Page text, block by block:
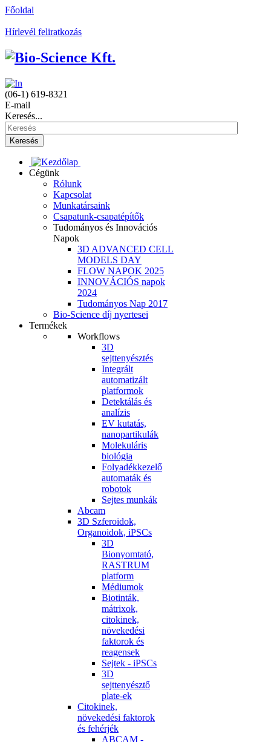
Főoldal
Hírlevél feliratkozás
(06-1) 619-8321
E-mail
Keresés...
Keresés
Cégünk
Rólunk
Kapcsolat
Munkatársaink
Csapatunk-csapatépítők
Tudományos és Innovációs
Napok
3D ADVANCED CELL
MODELS DAY
FLOW NAPOK 2025
INNOVÁCIÓS napok
2024
Tudományos Nap 2017
Bio-Science díj nyertesei
Termékek
Workflows
3D
sejttenyésztés
Integrált
automatizált
platformok
Detektálás és
analízis
EV kutatás,
nanopartikulák
Molekuláris
biológia
Folyadékkezelő
automaták és
robotok
Sejtes munkák
Abcam
3D Szferoidok,
Organoidok, iPSCs
3D
Bionyomtató,
RASTRUM
platform
Médiumok
Biotinták,
mátrixok,
citokinek,
növekedési
faktorok és
reagensek
Sejtek - iPSCs
3D
sejttenyésztő
plate-ek
Citokinek,
növekedési faktorok
és fehérjék
ABCAM -